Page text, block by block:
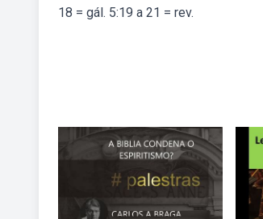
18 = gál. 5:19 a 21 = rev.